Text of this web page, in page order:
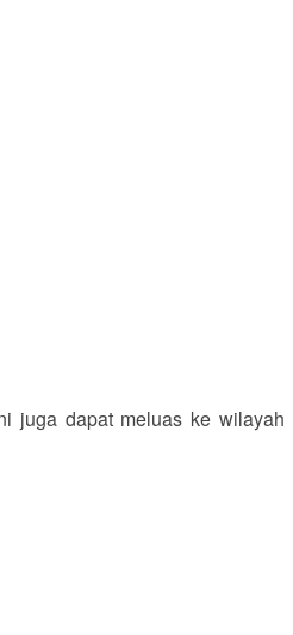
juga dapat meluas ke wilayah